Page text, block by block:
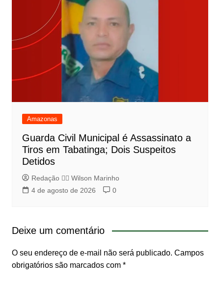
Amazonas
Guarda Civil Municipal é Assassinato a
Tiros em Tabatinga; Dois Suspeitos
Detidos
Redação 👨‍⚖️​ Wilson Marinho
4 de agosto de 2026
0
Deixe um comentário
O seu endereço de e-mail não será publicado. Campos
obrigatórios são marcados com *